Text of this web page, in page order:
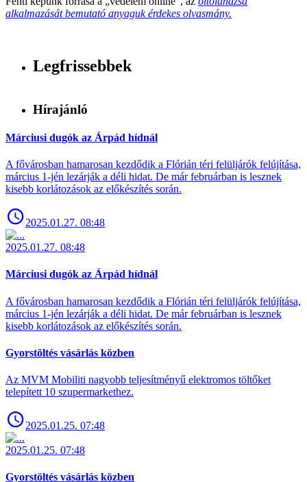
alkalmazását bemutató anyaguk érdekes olvasmány.
Legfrissebbek
Hírajánló
Márciusi dugók az Árpád hídnál
A fővárosban hamarosan kezdődik a Flórián téri felüljárók felújítása,
március 1-jén lezárják a déli hidat. De már februárban is lesznek
kisebb korlátozások az előkészítés során.
2025.01.27. 08:48
2025.01.27. 08:48
Márciusi dugók az Árpád hídnál
A fővárosban hamarosan kezdődik a Flórián téri felüljárók felújítása,
március 1-jén lezárják a déli hidat. De már februárban is lesznek
kisebb korlátozások az előkészítés során.
Gyorstöltés vásárlás közben
Az MVM Mobiliti nagyobb teljesítményű elektromos töltőket
telepített 10 szupermarkethez.
2025.01.25. 07:48
2025.01.25. 07:48
Gyorstöltés vásárlás közben